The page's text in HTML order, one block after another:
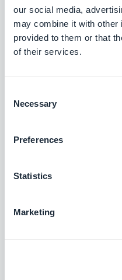
our social media,
may combine it with other
provided to them or that
of their services.
Selection
Necessary
Preferences
Statistics
Marketing
suas vendas
$10/mês